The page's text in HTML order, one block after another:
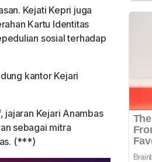
Kejati Kepri juga
Kartu Identitas
sosial terhadap
kantor Kejari
jajaran Kejari Anambas
sebagai mitra
(***)